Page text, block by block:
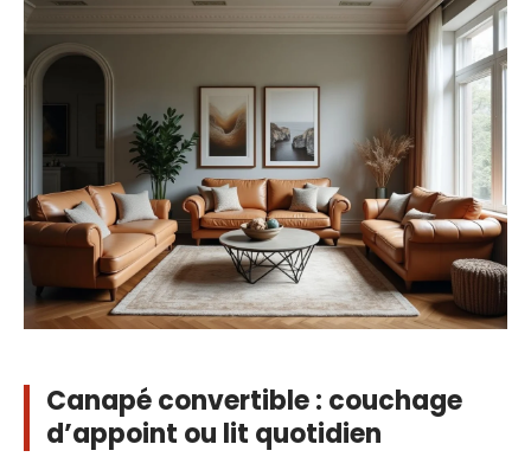
Canapé convertible : couchage
d’appoint ou lit quotidien